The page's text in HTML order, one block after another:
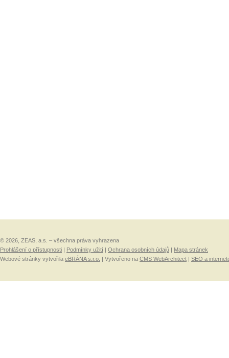
© 2026, ZEAS, a.s. – všechna práva vyhrazena
Prohlášení o přístupnosti
Podmínky užití Ochrana osobních údajů
Mapa stránek
Webové stránky vytvořila eBRÁNA s.r.o. | Vytvořeno na CMS WebArchitect SEO a